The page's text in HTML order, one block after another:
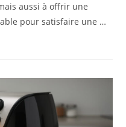
aussi à offrir une
pour satisfaire une …